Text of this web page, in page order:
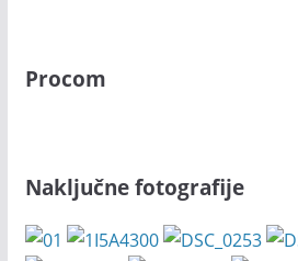
Procom
Naključne fotografije